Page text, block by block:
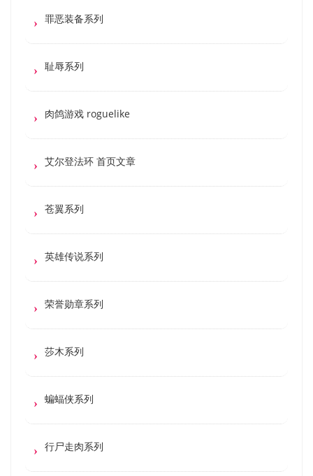
罪恶装备系列
耻辱系列
肉鸽游戏 roguelike
艾尔登法环 首页文章
苍翼系列
英雄传说系列
荣誉勋章系列
莎木系列
蝙蝠侠系列
行尸走肉系列